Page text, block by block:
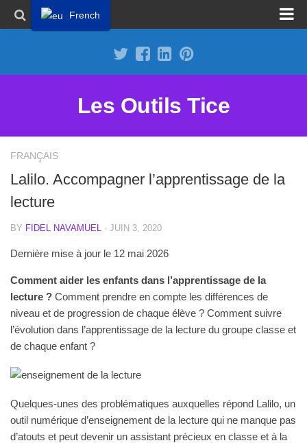
Les Outils Tice
FRANÇAIS
Lalilo. Accompagner l’apprentissage de la
lecture
BY FIDEL NAVAMUEL · JUIN 3, 2020
Dernière mise à jour le 12 mai 2026
Comment aider les enfants dans l’apprentissage de la
lecture ? Comment prendre en compte les différences de
niveau et de progression de chaque élève ? Comment suivre
l’évolution dans l’apprentissage de la lecture du groupe classe et
de chaque enfant ?
Quelques-unes des problématiques auxquelles répond Lalilo, un
outil numérique d’enseignement de la lecture qui ne manque pas
d’atouts et peut devenir un assistant précieux en classe et à la
French